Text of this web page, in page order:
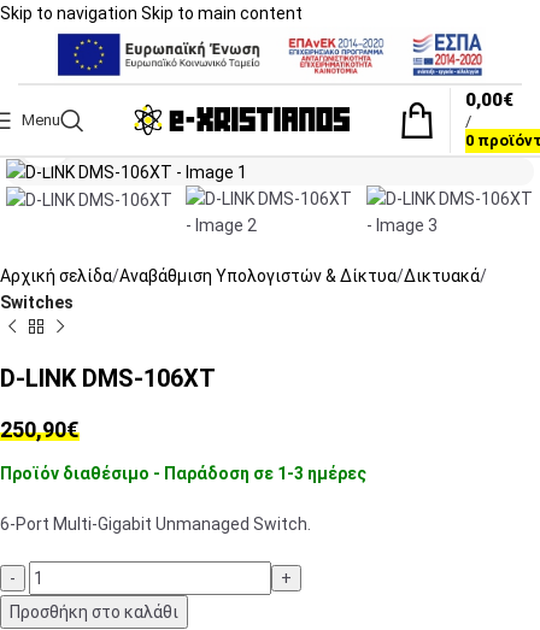
Skip to navigation Skip to main content
Menu
0
/
0,00€
Click to enlarge
Αρχική σελίδα Αναβάθμιση Υπολογιστών & Δίκτυα Δικτυακά
Switches
D-LINK DMS-106XT
250,90€
Προϊόν διαθέσιμο - Παράδοση σε 1-3 ημέρες
6-Port Multi-Gigabit Unmanaged Switch.
Προσθήκη στο καλάθι